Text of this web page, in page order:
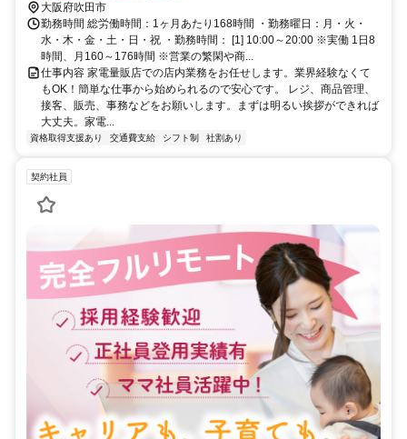
大阪府吹田市
勤務時間 総労働時間：1ヶ月あたり168時間 ・勤務曜日：月・火・
水・木・金・土・日・祝 ・勤務時間： [1] 10:00～20:00 ※実働 1日8
時間、月160～176時間 ※営業の繁閑や商...
仕事内容 家電量販店での店内業務をお任せします。業界経験なくて
もOK！簡単な仕事から始められるので安心です。 レジ、商品管理、
接客、販売、事務などをお願いします。まずは明るい挨拶ができれば
大丈夫。家電...
資格取得支援あり 交通費支給 シフト制 社割あり
契約社員